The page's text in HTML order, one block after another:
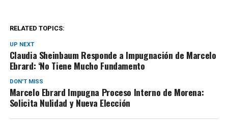
RELATED TOPICS:
UP NEXT
Claudia Sheinbaum Responde a Impugnación de Marcelo
Ebrard: ‘No Tiene Mucho Fundamento
DON'T MISS
Marcelo Ebrard Impugna Proceso Interno de Morena:
Solicita Nulidad y Nueva Elección